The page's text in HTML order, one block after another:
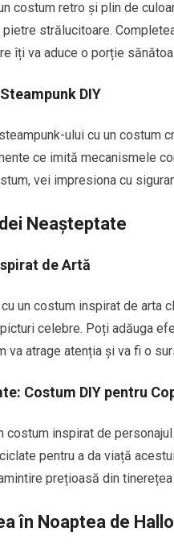
costum retro și plin de
strălucitoare.
îți va aduce o porție
DIY
ului cu un costum
ce imită mecanismele
vei impresiona cu
Neașteptate
de Artă
un costum inspirat de arta
celebre. Poți adăuga
va atrage atenția și va fi o
Costum DIY pentru
costum inspirat de
pentru a da viață
prețioasă din tinerețea
în Noaptea de